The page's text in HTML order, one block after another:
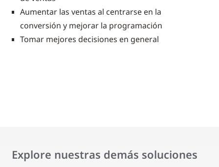
Aumentar las ventas al centrarse en la
conversión y mejorar la programación
Tomar mejores decisiones en general
Explore nuestras demás soluciones